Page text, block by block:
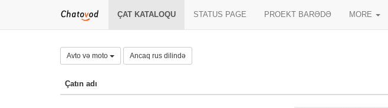
ÇAT KATALOQU STATUS PAGE PROEKT BARƏDƏ MORE
Avto və moto Ancaq rus dilində
Çatın adı